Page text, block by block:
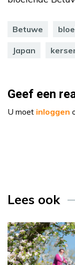
Betuwe
Japan
Geef een
U moet inloggen
Lees ook